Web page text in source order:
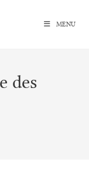
MENU
des